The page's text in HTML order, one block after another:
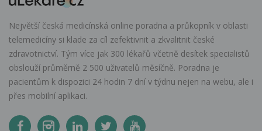
Největší česká medicínská online poradna a průkopník v oblasti
telemedicíny si klade za cíl zefektivnit a zkvalitnit české
zdravotnictví. Tým více jak 300 lékařů včetně desítek specialistů
obslouží průměrně 2 500 uživatelů měsíčně. Poradna je
pacientům k dispozici 24 hodin 7 dní v týdnu nejen na webu, ale i
přes mobilní aplikaci.